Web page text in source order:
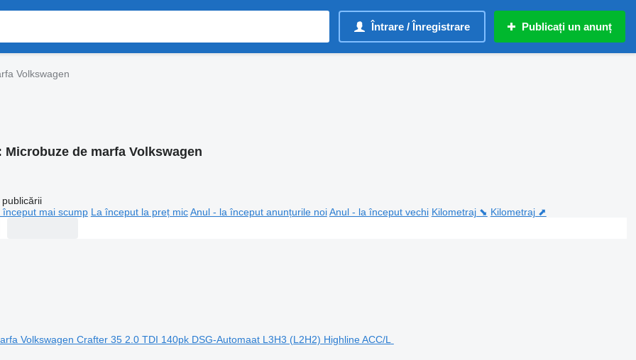
Întrare / Înregistrare Publicați un anunț
Volkswagen
Microbuze de marfa Volkswagen
publicării
început mai scump La început la preț mic Anul - la început anunțurile noi Anul - la început vechi Kilometraj ⬊ Kilometraj ⬈